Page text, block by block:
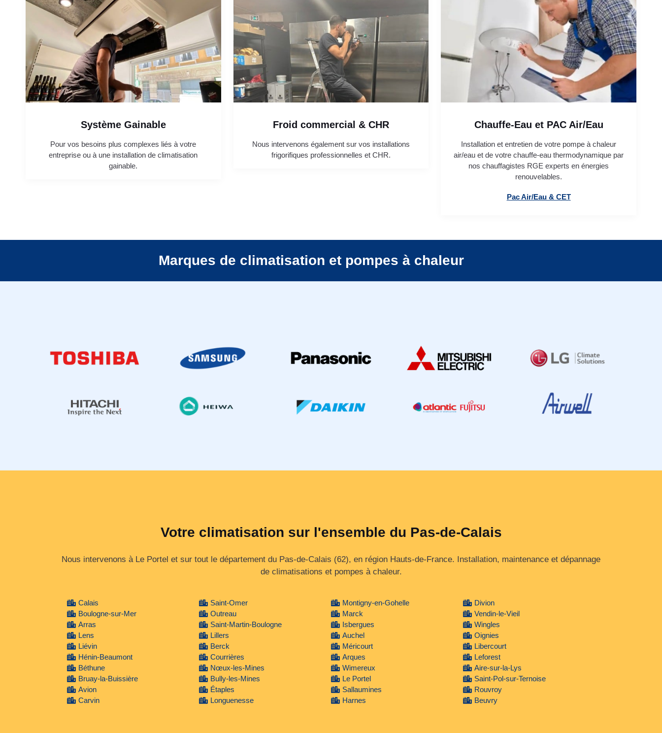
Système Gainable
Pour vos besoins plus complexes liés à votre
entreprise ou à une installation de climatisation
gainable.
Froid commercial & CHR
Nous intervenons également sur vos installations
frigorifiques professionnelles et CHR.
Chauffe-Eau et PAC Air/Eau
Installation et entretien de votre pompe à chaleur
air/eau et de votre chauffe-eau thermodynamique par
nos chauffagistes RGE experts en énergies
renouvelables.
Pac Air/Eau & CET
Marques de climatisation et pompes à chaleur
Votre climatisation sur l'ensemble du Pas-de-Calais
Nous intervenons à Le Portel et sur tout le département du Pas‑de‑Calais (62), en région Hauts‑de‑France. Installation, maintenance et dépannage
de climatisations et pompes à chaleur.
Calais
Boulogne-sur-Mer
Arras
Lens
Liévin
Hénin-Beaumont
Béthune
Bruay-la-Buissière
Avion
Carvin
Saint-Omer
Outreau
Saint-Martin-Boulogne
Lillers
Berck
Courrières
Nœux-les-Mines
Bully-les-Mines
Étaples
Longuenesse
Montigny-en-Gohelle
Marck
Isbergues
Auchel
Méricourt
Arques
Wimereux
Le Portel
Sallaumines
Harnes
Divion
Vendin-le-Vieil
Wingles
Oignies
Libercourt
Leforest
Aire-sur-la-Lys
Saint-Pol-sur-Ternoise
Rouvroy
Beuvry